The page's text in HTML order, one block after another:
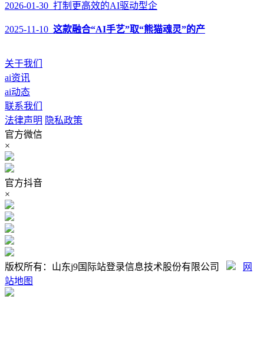
2026-01-30 打制更高效的AI驱动型企
2025-11-10 这款融合“AI手艺”取“熊猫魂灵”的产
关于我们
ai资讯
ai动态
联系我们
法律声明 隐私政策
官方微信
×
官方抖音
×
版权所有：山东j9国际站登录信息技术股份有限公司
网
站地图